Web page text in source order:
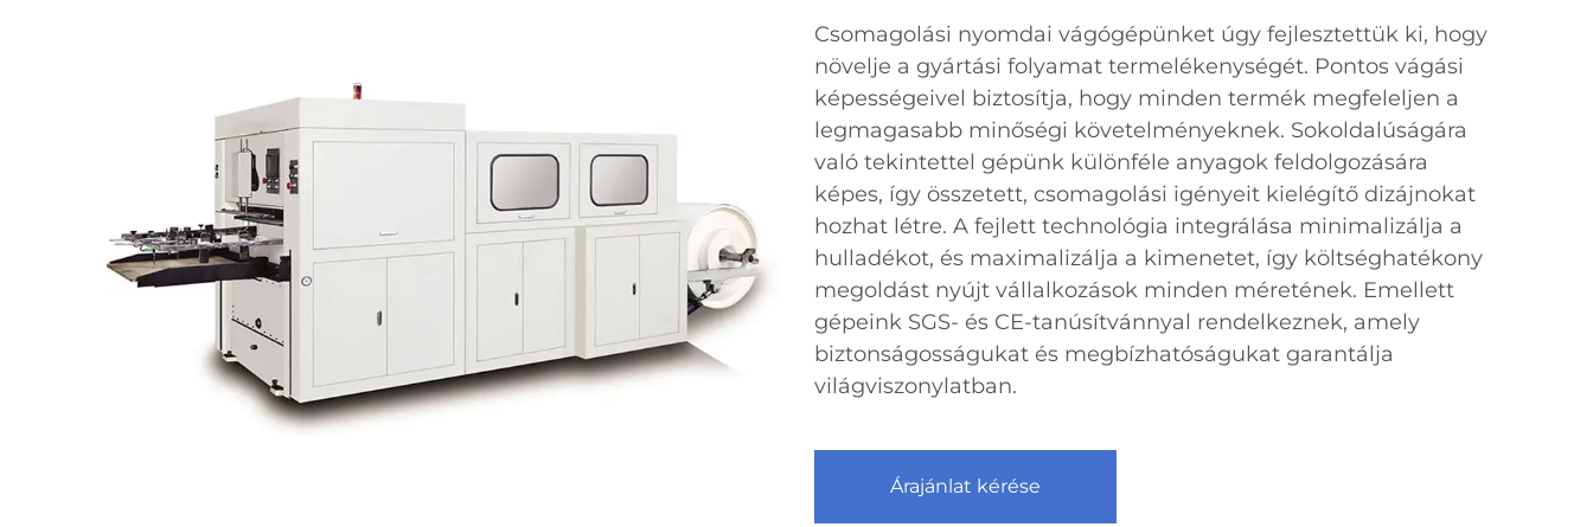
Csomagolási nyomdai vágógépünket úgy fejlesztettük ki, hogy
növelje a gyártási folyamat termelékenységét. Pontos vágási
képességeivel biztosítja, hogy minden termék megfeleljen a
legmagasabb minőségi követelményeknek. Sokoldalúságára
való tekintettel gépünk különféle anyagok feldolgozására
képes, így összetett, csomagolási igényeit kielégítő dizájnokat
hozhat létre. A fejlett technológia integrálása minimalizálja a
hulladékot, és maximalizálja a kimenetet, így költséghatékony
megoldást nyújt vállalkozások minden méretének. Emellett
gépeink SGS- és CE-tanúsítvánnyal rendelkeznek, amely
biztonságosságukat és megbízhatóságukat garantálja
világviszonylatban.
Árajánlat kérése